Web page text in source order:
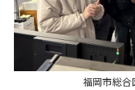
福岡市総合